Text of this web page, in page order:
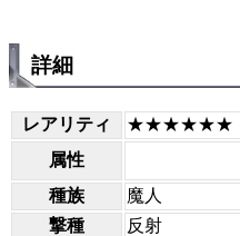
詳細
レアリティ
★★★★★★
属性
種族
魔人
撃種
反射